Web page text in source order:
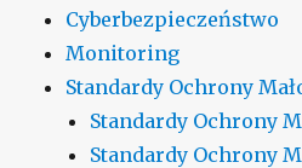
Cyberbezpieczeństwo
Monitoring
Standardy Ochrony
Standardy Ochrony
Standardy Ochrony